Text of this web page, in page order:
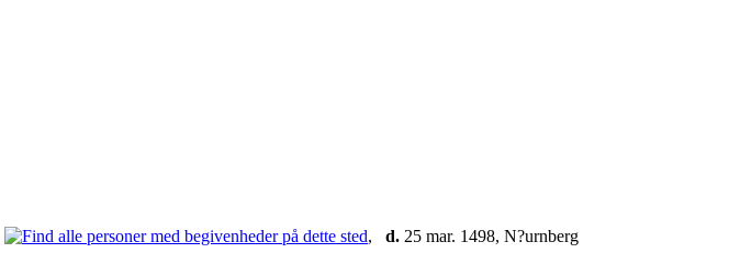
, d. 25 mar. 1498, N?urnberg